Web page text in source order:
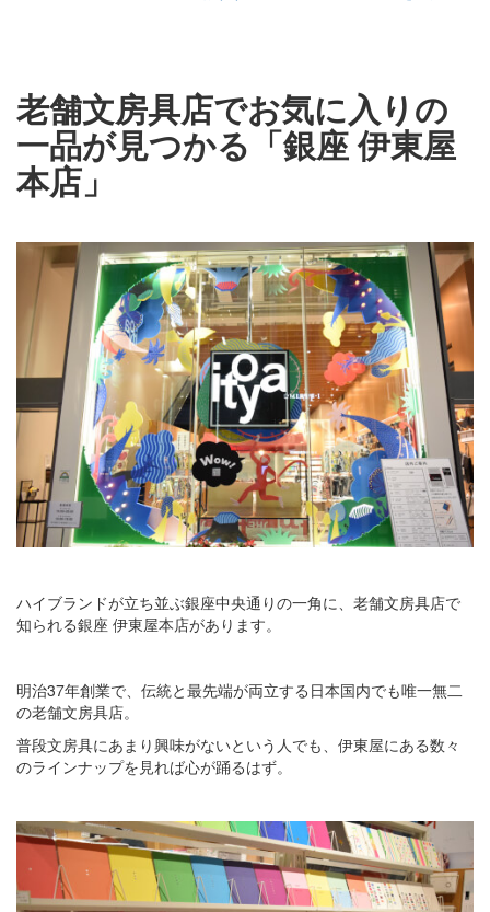
老舗文房具店でお気に入りの
一品が見つかる「銀座 伊東屋
本店」
ハイブランドが立ち並ぶ銀座中央通りの一角に、老舗文房具店で
知られる銀座 伊東屋本店があります。
明治37年創業で、伝統と最先端が両立する日本国内でも唯一無二
の老舗文房具店。
普段文房具にあまり興味がないという人でも、伊東屋にある数々
のラインナップを見れば心が踊るはず。